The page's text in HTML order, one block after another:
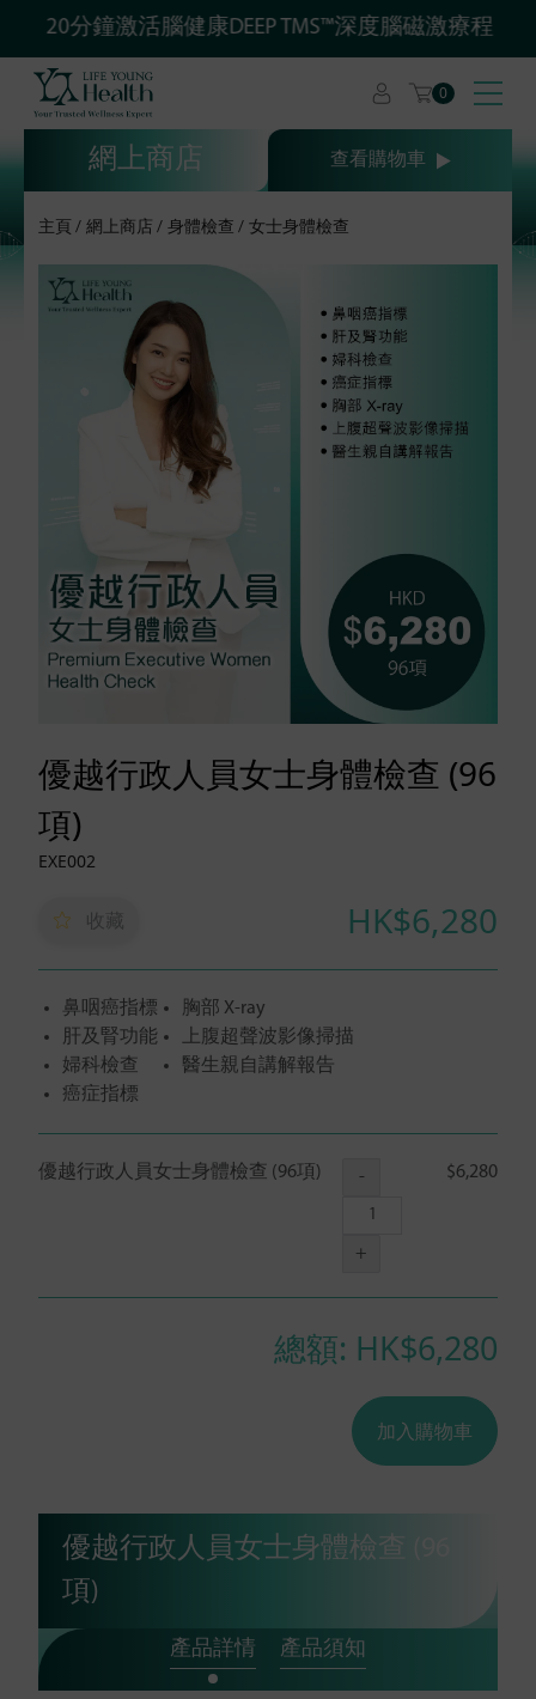
20分鐘激活腦健康DEEP TMS™深度腦磁激療程
0
網上商店 查看購物車
主頁 網上商店 身體檢查 女士身體檢查
優越行政人員女士身體檢查 (96
項)
EXE002
收藏 HK$6,280
鼻咽癌指標
肝及腎功能
婦科檢查
癌症指標
胸部 X-ray
上腹超聲波影像掃描
醫生親自講解報告
優越行政人員女士身體檢查 (96項) -
+
$6,280
總額: HK$6,280
加入購物車
優越行政人員女士身體檢查 (96
項)
產品詳情 產品須知